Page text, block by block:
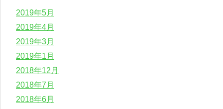
2019年5月
2019年4月
2019年3月
2019年1月
2018年12月
2018年7月
2018年6月